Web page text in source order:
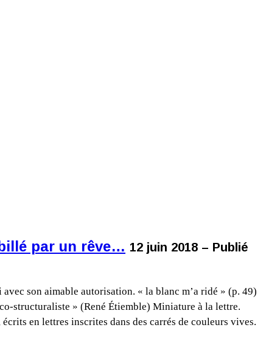
par un rêve… 12 juin 2018 – Publié
son aimable autorisation. « la blanc m’a ridé » (p. 49)
structuraliste » (René Étiemble) Miniature à la lettre.
en lettres inscrites dans des carrés de couleurs vives.